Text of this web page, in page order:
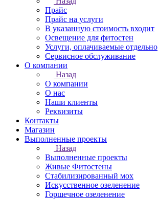
Прайс
Прайс на услуги
В указанную стоимость входит
Освещение для фитостен
Услуги, оплачиваемые отдельно
Сервисное обслуживание
О компании
Назад
О компании
О нас
Наши клиенты
Реквизиты
Контакты
Магазин
Выполненные проекты
Назад
Выполненные проекты
Живые Фитостены
Стабилизированный мох
Искусственное озеленение
Горшечное озеленение